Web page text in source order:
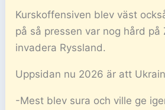
Kurskoffensiven blev väst
på så pressen var nog hård på
invadera Ryssland.
Uppsidan nu 2026 är att
-Mest blev sura och ville ge